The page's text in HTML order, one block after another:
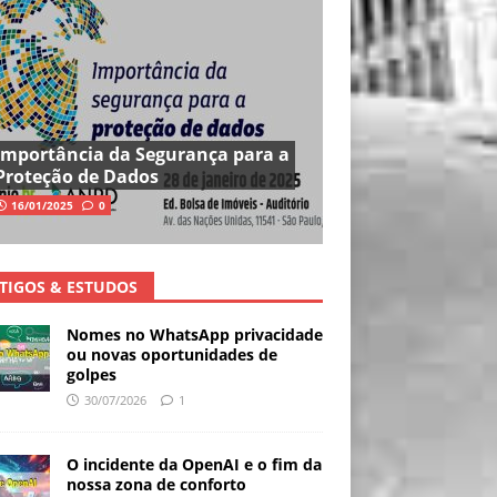
da Segurança para a
de Dados
16/01/2025 0
& ESTUDOS
Nomes no WhatsApp privacidade
ou novas oportunidades de
golpes
30/07/2026 1
O incidente da OpenAI e o fim da
nossa zona de conforto